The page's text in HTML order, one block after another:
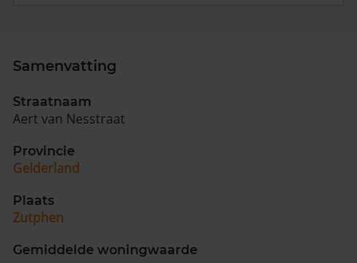
Samenvatting
Straatnaam
Aert van Nesstraat
Provincie
Gelderland
Plaats
Zutphen
Gemiddelde woningwaarde